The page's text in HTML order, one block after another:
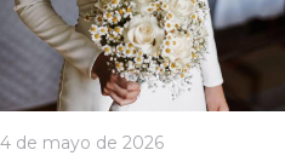
de mayo de 2026